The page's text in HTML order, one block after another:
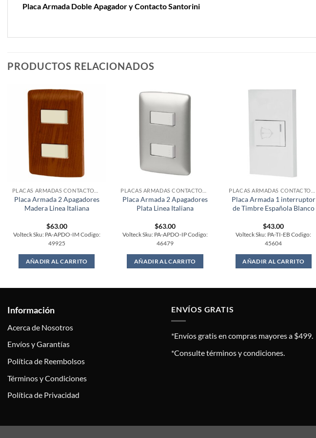
Placa Armada Doble Apagador y Contacto Santorini
PRODUCTOS RELACIONADOS
Placa Armada 2 Apagadores
Madera Linea Italiana
$63.00
Volteck Sku: PA-APDO-IM Codigo:
49925
AÑADIR AL CARRITO
Placa Armada 2 Apagadores
Plata Linea Italiana
$63.00
Volteck Sku: PA-APDO-IP Codigo:
46479
AÑADIR AL CARRITO
Placa Armada 1 interruptor
de Timbre Española Blanco
$43.00
Volteck Sku: PA-TI-EB Codigo:
45604
AÑADIR AL CARRITO
Información
Acerca de Nosotros
Envíos y Garantías
Política de Reembolsos
Términos y Condiciones
Política de Privacidad
ENVÍOS GRATIS
*Envíos gratis en compras mayores a $499.
*Consulte términos y condiciones.